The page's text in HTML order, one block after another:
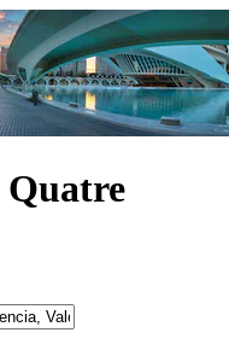
Quatre